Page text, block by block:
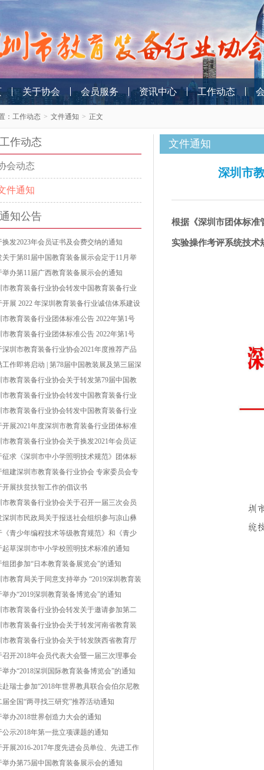
关于协会 会员服务 资讯中心 工作动态
： 工作动态 > 文件通知 > 正文
工作动态
会动态
件通知
通知公告
换发2023年会员证书及会费交纳的通知
关于第81届中国教育装备展示会定于11月举
通知
举办第11届广西教育装备展示会的通知
市教育装备行业协会转发中国教育装备行业
关于开展2022年教育装备行业企业信用等级
工作的通知
开展 2022 年深圳教育装备行业诚信体系建设
的通知
市教育装备行业团体标准公告 2022年第1号
第 002号）
市教育装备行业团体标准公告 2022年第1号
第 002号）
深圳市教育装备行业协会2021年度推荐产品
结果的公示
工作即将启动 | 第78届中国教装展及第三届深
博会被纳入深圳市国内重点经贸类展会
市教育装备行业协会关于转发第79届中国教
备展示会具体事项的通知
市教育装备行业协会转发中国教育装备行业
关于开展中国教育装备行业协会2022年度推
品工作的通知
市教育装备行业协会转发中国教育装备行业
关于开展2021年教育装备行业企业信用等级
工作的通知
开展2021年度深圳市教育装备行业团体标准
工作的通知
市教育装备行业协会关于换发2021年会员证
会费缴纳的通知
征求《深圳市中小学照明技术规范》团体标
征求意见稿）意见的通知
组建深圳市教育装备行业协会 专家委员会专
的通知
开展扶贫扶智工作的倡议书
市教育装备行业协会关于召开一届三次会员
大会暨一届四次理事会的通知
深圳市民政局关于报送社会组织参与凉山彝
治州普格县、金阳县、甘洛县、雷波县脱贫
帮扶项目的通知
《青少年编程技术等级教育规范》和《青少
器人技术等级教育规范》团体标准编制工作
通知
起草深圳市中小学校照明技术标准的通知
组团参加“日本教育装备展览会”的通知
市教育局关于同意支持举办 “2019深圳教育装
览会”的复函
举办“2019深圳教育装备博览会”的通知
市教育装备行业协会转发关于邀请参加第二
南教育装备展示会的函
市教育装备行业协会关于转发河南省教育装
业协会《关于举办“第二届中国（郑州）国际
装备博览会暨教育产业发展高峰论坛”的通
的函
市教育装备行业协会关于转发陕西省教育厅
技术装备管理中心《关于举办“2019西部教育
博览会”的通知》的函
召开2018年会员代表大会暨一届三次理事会
知
举办“2018深圳国际教育装备博览会”的通知
赴瑞士参加“2018年世界教具联合会伯尔尼教
术装备展”的组团通知
届全国“两寻找三研究”推荐活动通知
举办2018世界创造力大会的通知
公示2018年第一批立项课题的通知
开展2016-2017年度先进会员单位、先进工作
选表彰活动的通知
举办第75届中国教育装备展示会的通知
文件通知
深圳市
根据《深圳市团体标准
实验操作考评系统技